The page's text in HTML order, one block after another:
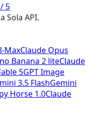
5
Sola API.
MaxClaude Opus
Banana 2 liteClaude
5GPT Image
3.5 FlashGemini
Horse 1.0Claude